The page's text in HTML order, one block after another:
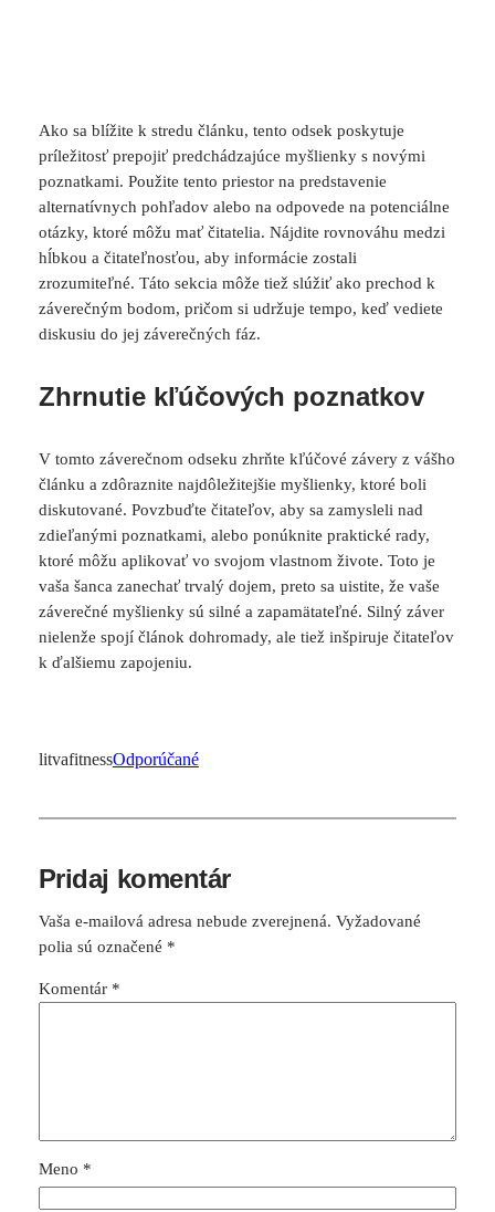
Ako sa blížite k stredu článku, tento odsek poskytuje
príležitosť prepojiť predchádzajúce myšlienky s novými
poznatkami. Použite tento priestor na predstavenie
alternatívnych pohľadov alebo na odpovede na potenciálne
otázky, ktoré môžu mať čitatelia. Nájdite rovnováhu medzi
hĺbkou a čitateľnosťou, aby informácie zostali
zrozumiteľné. Táto sekcia môže tiež slúžiť ako prechod k
záverečným bodom, pričom si udržuje tempo, keď vediete
diskusiu do jej záverečných fáz.
Zhrnutie kľúčových poznatkov
V tomto záverečnom odseku zhrňte kľúčové závery z vášho
článku a zdôraznite najdôležitejšie myšlienky, ktoré boli
diskutované. Povzbuďte čitateľov, aby sa zamysleli nad
zdieľanými poznatkami, alebo ponúknite praktické rady,
ktoré môžu aplikovať vo svojom vlastnom živote. Toto je
vaša šanca zanechať trvalý dojem, preto sa uistite, že vaše
záverečné myšlienky sú silné a zapamätateľné. Silný záver
nielenže spojí článok dohromady, ale tiež inšpiruje čitateľov
k ďalšiemu zapojeniu.
litvafitnessOdporúčané
Pridaj komentár
Vaša e-mailová adresa nebude zverejnená. Vyžadované
polia sú označené *
Komentár *
Meno *